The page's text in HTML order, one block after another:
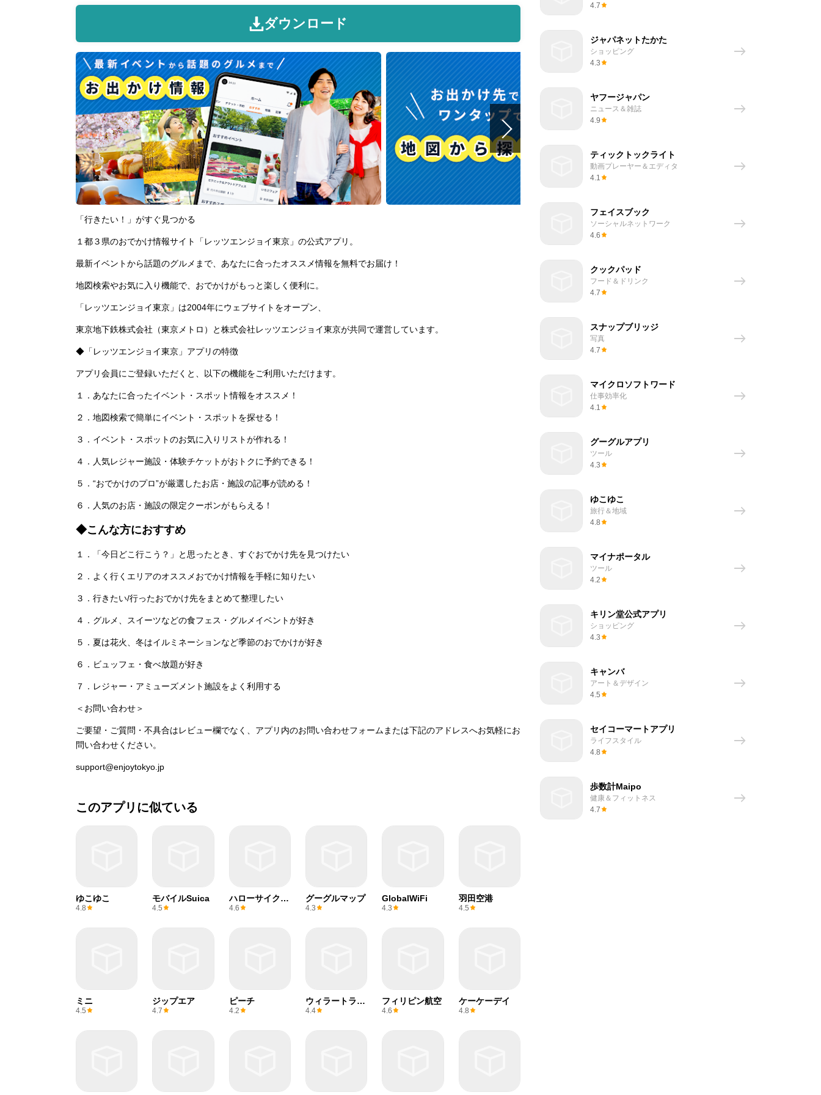
ダウンロード
「行きたい！」がすぐ見つかる
１都３県のおでかけ情報サイト「レッツエンジョイ東京」の公式アプリ。
最新イベントから話題のグルメまで、あなたに合ったオススメ情報を無料でお届け！
地図検索やお気に入り機能で、おでかけがもっと楽しく便利に。
「レッツエンジョイ東京」は2004年にウェブサイトをオープン、
東京地下鉄株式会社（東京メトロ）と株式会社レッツエンジョイ東京が共同で運営しています。
◆「レッツエンジョイ東京」アプリの特徴
アプリ会員にご登録いただくと、以下の機能をご利用いただけます。
１．あなたに合ったイベント・スポット情報をオススメ！
２．地図検索で簡単にイベント・スポットを探せる！
３．イベント・スポットのお気に入りリストが作れる！
４．人気レジャー施設・体験チケットがおトクに予約できる！
５．“おでかけのプロ”が厳選したお店・施設の記事が読める！
６．人気のお店・施設の限定クーポンがもらえる！
◆こんな方におすすめ
１．「今日どこ行こう？」と思ったとき、すぐおでかけ先を見つけたい
２．よく行くエリアのオススメおでかけ情報を手軽に知りたい
３．行きたい/行ったおでかけ先をまとめて整理したい
４．グルメ、スイーツなどの食フェス・グルメイベントが好き
５．夏は花火、冬はイルミネーションなど季節のおでかけが好き
６．ビュッフェ・食べ放題が好き
７．レジャー・アミューズメント施設をよく利用する
＜お問い合わせ＞
ご要望・ご質問・不具合はレビュー欄でなく、アプリ内のお問い合わせフォームまたは下記のアドレスへお気軽にお
問い合わせください。
support@enjoytokyo.jp
このアプリに似ている
ゆこゆこ
4.8
モバイルSuica
4.5
ハローサイクリ
ング
4.6
グーグルマップ
4.3
GlobalWiFi
4.3
羽田空港
4.5
ミニ
4.5
ジップエア
4.7
ピーチ
4.2
ウィラートラベ
ル
4.4
フィリピン航空
4.6
ケーケーデイ
4.8
4.7
ジャパネットたかた
ショッピング
4.3
ヤフージャパン
ニュース＆雑誌
4.9
ティックトックライト
動画プレーヤー＆エディタ
4.1
フェイスブック
ソーシャルネットワーク
4.6
クックパッド
フード＆ドリンク
4.7
スナップブリッジ
写真
4.7
マイクロソフトワード
仕事効率化
4.1
グーグルアプリ
ツール
4.3
ゆこゆこ
旅行＆地域
4.8
マイナポータル
ツール
4.2
キリン堂公式アプリ
ショッピング
4.3
キャンバ
アート＆デザイン
4.5
セイコーマートアプリ
ライフスタイル
4.8
歩数計Maipo
健康＆フィットネス
4.7